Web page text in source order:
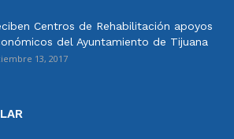
Centros de Rehabilitación apoyos
del Ayuntamiento de Tijuana
13, 2017